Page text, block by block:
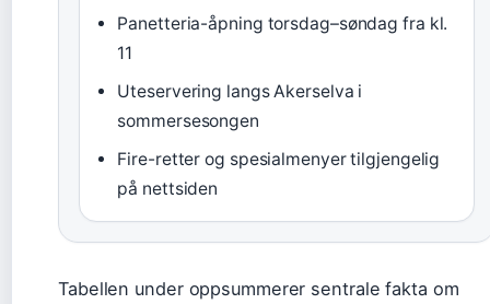
Panetteria-åpning torsdag–søndag fra kl.
11
Uteservering langs Akerselva i
sommersesongen
Fire-retter og spesialmenyer tilgjengelig
på nettsiden
Tabellen under oppsummerer sentrale fakta om